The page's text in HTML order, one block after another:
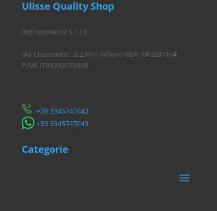
Ulisse Quality Shop
likEcommerce S.r.l.S.
Via Chianciano, 3 20161 Milano REA: MI2087164
P.IVA IT09392070968
​+39 3345747643
​+39 3345747643
Categorie